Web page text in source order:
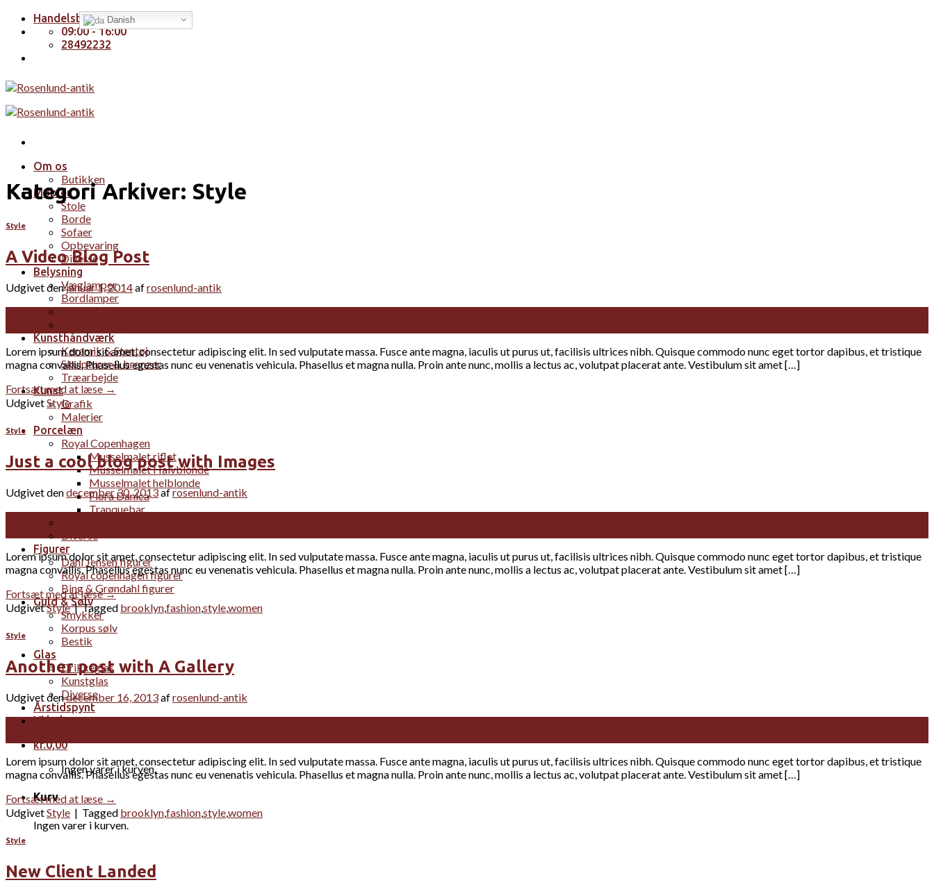
Skip
Handelsbetingelser
09:00 - 16:00
28492232
Om os
Butikken
Møbler
Stole
Borde
Sofaer
Opbevaring
Diverse
Belysning
Væglamper
Bordlamper
Pendler
Kunsthåndværk
Keramik & Stentøj
Skulpturer & bronzer
Træarbejde
Kunst
Grafik
Malerier
Porcelæn
Royal Copenhagen
Musselmalet riflet
Musselmalet Halvblonde
Musselmalet helblonde
Flora Danica
Tranquebar
Diverse
Figurer
Dahl Jensen figurer
Royal copenhagen figurer
Bing & Grøndahl figurer
Guld & Sølv
Smykker
Korpus sølv
Bestik
Glas
Drikkeglas
Kunstglas
Diverse
Årstidspynt
Vi køber
kr.0,00
Ingen varer i kurven.
Kurv
Ingen varer i kurven.
Kategori Arkiver: Style
Style
A Video Blog Post
Udgivet denjanuar 1, 2014afrosenlund-antik
Lorem ipsum dolor sit amet, consectetur adipiscing elit. In sed vulputate massa. Fusce ante magna, iaculis ut purus ut, facilisis ultrices nibh. Quisque commodo nunc eget tortor dapibus, et tristique
magna convallis. Phasellus egestas nunc eu venenatis vehicula. Phasellus et magna nulla. Proin ante nunc, mollis a lectus ac, volutpat placerat ante. Vestibulum sit amet […]
Fortsæt med at læse →
UdgivetStyle
Style
Just a cool blog post with Images
Udgivet dendecember 30, 2013afrosenlund-antik
Lorem ipsum dolor sit amet, consectetur adipiscing elit. In sed vulputate massa. Fusce ante magna, iaculis ut purus ut, facilisis ultrices nibh. Quisque commodo nunc eget tortor dapibus, et tristique
magna convallis. Phasellus egestas nunc eu venenatis vehicula. Phasellus et magna nulla. Proin ante nunc, mollis a lectus ac, volutpat placerat ante. Vestibulum sit amet […]
Fortsæt med at læse→
UdgivetStyle|Tagged brooklyn,fashion,style,women
Style
Another post with A Gallery
Udgivet dendecember 16, 2013afrosenlund-antik
Lorem ipsum dolor sit amet, consectetur adipiscing elit. In sed vulputate massa. Fusce ante magna, iaculis ut purus ut, facilisis ultrices nibh. Quisque commodo nunc eget tortor dapibus, et tristique
magna convallis. Phasellus egestas nunc eu venenatis vehicula. Phasellus et magna nulla. Proin ante nunc, mollis a lectus ac, volutpat placerat ante. Vestibulum sit amet […]
Fortsæt med at læse →
UdgivetStyle | Tagged brooklyn,fashion,style,women
Style
New Client Landed
Danish